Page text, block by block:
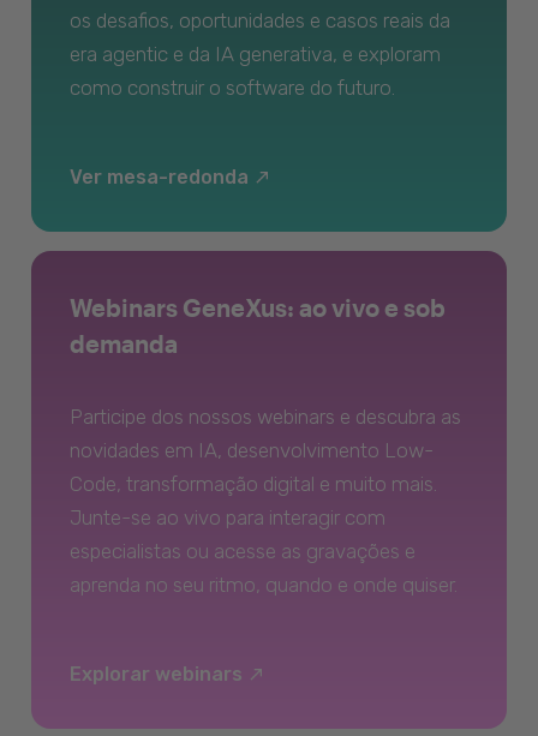
os desafios, oportunidades e casos reais da
era agentic e da IA generativa, e exploram
como construir o software do futuro.
Ver mesa-redonda
Webinars GeneXus: ao vivo e sob
demanda
Participe dos nossos webinars e descubra as
novidades em IA, desenvolvimento Low-
Code, transformação digital e muito mais.
Junte-se ao vivo para interagir com
especialistas ou acesse as gravações e
aprenda no seu ritmo, quando e onde quiser.
Explorar webinars